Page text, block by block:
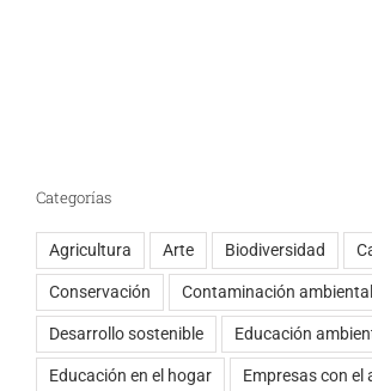
Categorías
Agricultura Arte Biodiversidad
Conservación Contaminación ambiental
Desarrollo sostenible Educación
Educación en el hogar Empresas con el